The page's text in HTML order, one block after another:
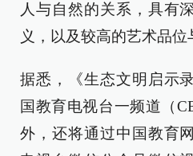
人与自然的关系，具有
义，以及较高的艺术品位
据悉，《生态文明启示
国教育电视台一频道（
外，还将通过中国教育